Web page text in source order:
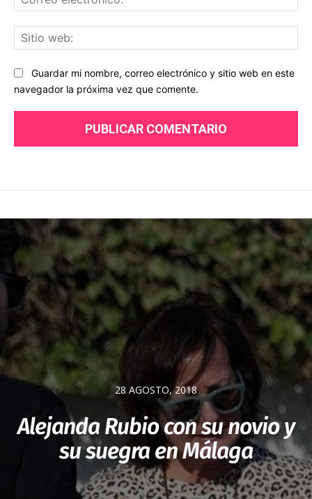
Guardar mi nombre, correo electrónico y sitio web en este
navegador la próxima vez que comente.